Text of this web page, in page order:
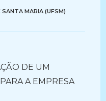
SANTA MARIA (UFSM)
DE UM
A EMPRESA